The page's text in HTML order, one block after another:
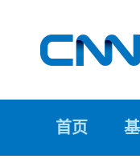
首页